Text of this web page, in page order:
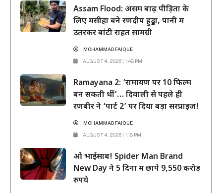
भव्य महाकाव्य 6 नवंबर...Assam Flood: असम बाढ़ पीड़ितों के
लिए मसीहा बने रणदीप हुड्डा, पानी में
उतरकर बांटी राहत सामग्री
MOHAMMAD FAIQUE
AUGUST 4, 2026 | 1:48 PM
Ramayana 2: ‘रामायण पर 10 फिल्में
बन सकती थीं’… दिवाली से पहले ही
रणबीर ने ‘पार्ट 2’ पर दिया बड़ा सरप्राइज!
MOHAMMAD FAIQUE
AUGUST 4, 2026 | 1:18 PM
ओ भाईसाब! Spider Man Brand
New Day ने 5 दिनों में छापे 9,550 करोड़
रुपये